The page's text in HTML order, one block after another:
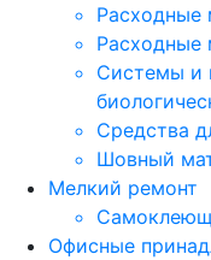
Расходные
Расходные
Системы и
Средства
Шовный
Мелкий ремонт
Офисные